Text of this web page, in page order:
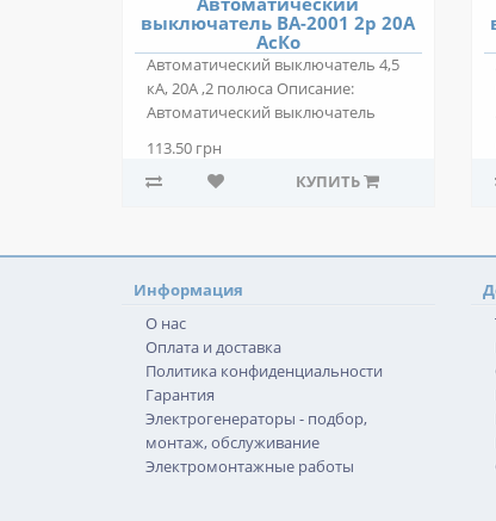
выключатель ВА-2001 2р 20А
АсКо
Автоматический выключатель 4,5
кА, 20А ,2 полюса Описание:
Автоматический выключатель
113.50 грн
КУПИТЬ
Информация
О нас
Оплата и доставка
Политика конфиденциальности
Гарантия
Электрогенераторы - подбор,
монтаж, обслуживание
Электромонтажные работы